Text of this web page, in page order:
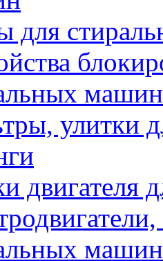
для
машин
улитки
двигателя
машин